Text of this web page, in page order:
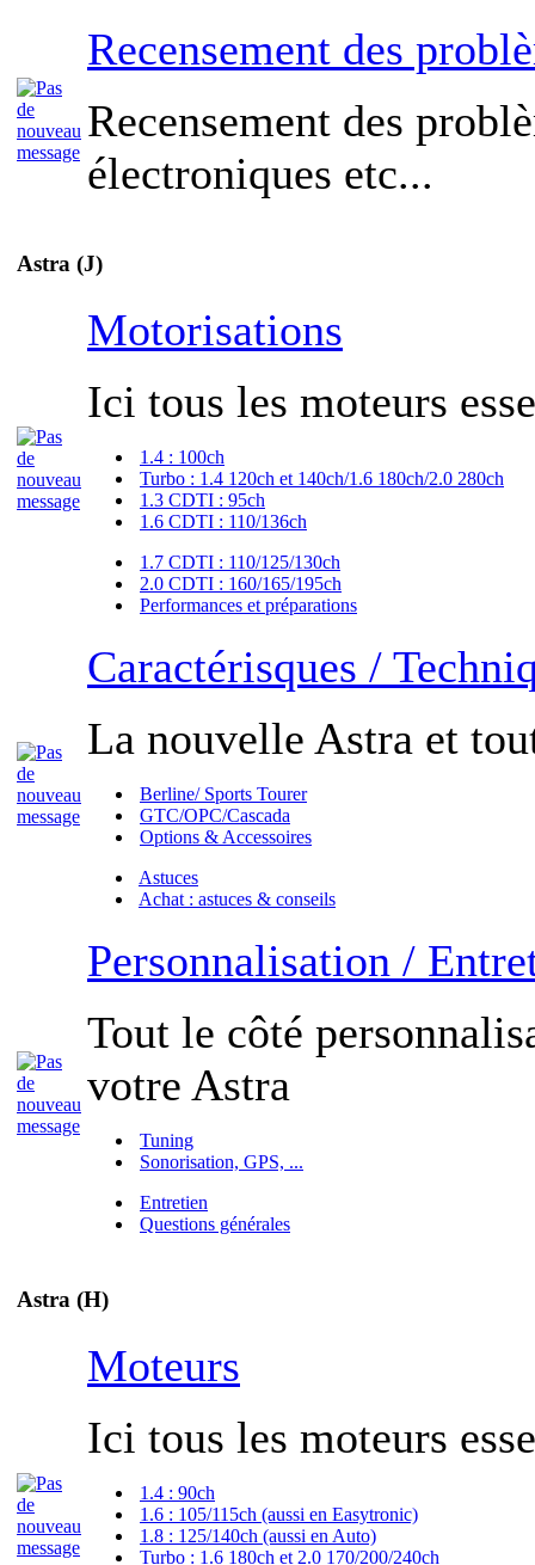
Recensement des
Recensement des
électroniques etc...
Astra (J)
Motorisations
Ici tous les moteurs
1.4 : 100ch
Turbo : 1.4 120ch et 140ch/1.6 180ch/2.0 280ch
1.3 CDTI : 95ch
1.6 CDTI : 110/136ch
1.7 CDTI : 110/125/130ch
2.0 CDTI : 160/165/195ch
Performances et préparations
Caractérisques /
La nouvelle Astra et
Berline/ Sports Tourer
GTC/OPC/Cascada
Options & Accessoires
Astuces
Achat : astuces & conseils
Personnalisation /
Tout le côté
votre Astra
Tuning
Sonorisation, GPS, ...
Entretien
Questions générales
Astra (H)
Moteurs
Ici tous les moteurs
1.4 : 90ch
1.6 : 105/115ch (aussi en Easytronic)
1.8 : 125/140ch (aussi en Auto)
Turbo : 1.6 180ch et 2.0 170/200/240ch